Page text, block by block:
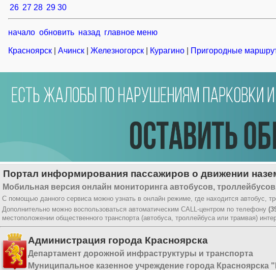
26 27 28 29 30
начало обновить назад главное меню
Красноярск Ачинск Железногорск Курагино Пригородные
Портал информирования пассажиров о движении
Мобильная версия онлайн мониторинга автобусов,
С помощью данного сервиса можно узнать в онлайн режиме, где находится автобус,
Дополнительно можно воспользоваться автоматическим CALL-центром по телефону
местоположении общественного транспорта (автобуса, троллейбуса или трамвая)
Администрация города Красноярска
Департамент дорожной инфраструктуры и транспорта
Муниципальное казенное учреждение города Красноярска